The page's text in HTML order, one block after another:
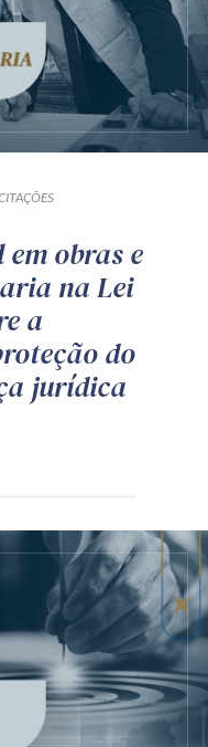
obras e
na Lei
a
do
jurídica